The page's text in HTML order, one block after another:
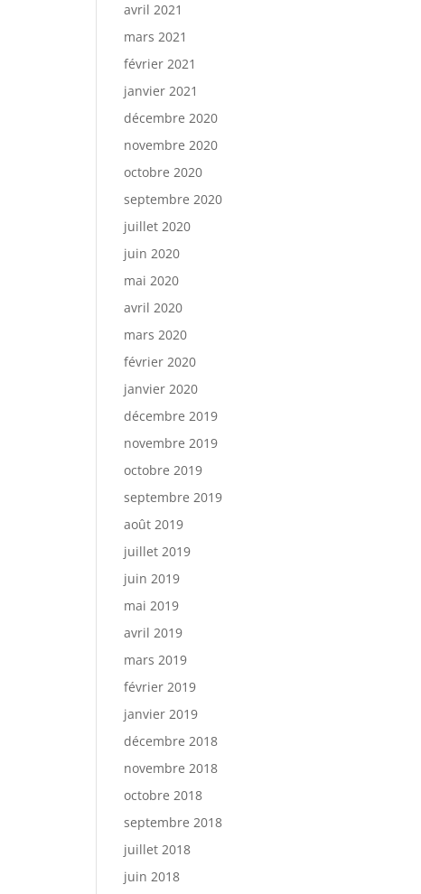
avril 2021
mars 2021
février 2021
janvier 2021
décembre 2020
novembre 2020
octobre 2020
septembre 2020
juillet 2020
juin 2020
mai 2020
avril 2020
mars 2020
février 2020
janvier 2020
décembre 2019
novembre 2019
octobre 2019
septembre 2019
août 2019
juillet 2019
juin 2019
mai 2019
avril 2019
mars 2019
février 2019
janvier 2019
décembre 2018
novembre 2018
octobre 2018
septembre 2018
juillet 2018
juin 2018